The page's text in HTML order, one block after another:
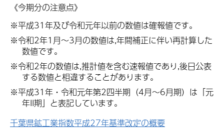
《今期分の注意点》
※平成31年及び令和元年以前の数値は確報値です。
※令和2年1月～3月の数値は,年間補正に伴い再計算した
数値です。
※令和2年の数値は,推計値を含む速報値であり,後日公表
する数値と相違することがあります。
※平成31年・令和元年第2四半期（4月～6月期）は「元
年II期」と表記しています。
千葉県鉱工業指数平成27年基準改定の概要